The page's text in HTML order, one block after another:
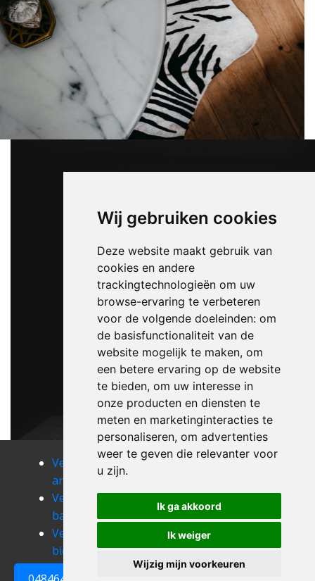
Wij gebruiken cookies
Deze website maakt gebruik van
cookies en andere
trackingtechnologieën om uw
browse-ervaring te verbeteren
voor de volgende doeleinden: om
de basisfunctionaliteit van de
website mogelijk te maken, om
een betere ervaring op de website
te bieden, om uw interesse in
onze producten en diensten te
meten en marketinginteracties te
personaliseren, om advertenties
weer te geven die relevanter voor
u zijn.
Ik ga akkoord
Ik weiger
Wijzig mijn voorkeuren
0484648161
Verhuizen
archennes
Verhuizen
Verhuizen
Verhuizen
baulers
Verhuizen
bevekom
Verhuizen
bierges
Verhuizen
bierghes
Verhuizen
biez
Verhuizen
bomal